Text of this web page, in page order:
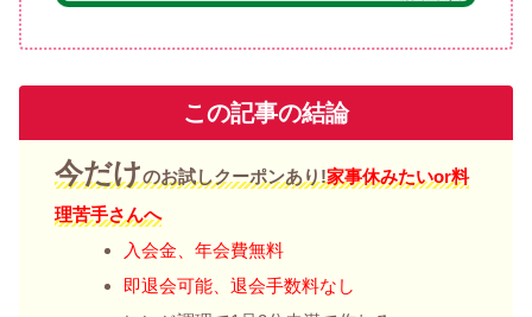
この記事の結論
今だけのお試しクーポンあり!家事休みたいor料
理苦手さんへ
入会金、年会費無料
即退会可能、退会手数料なし